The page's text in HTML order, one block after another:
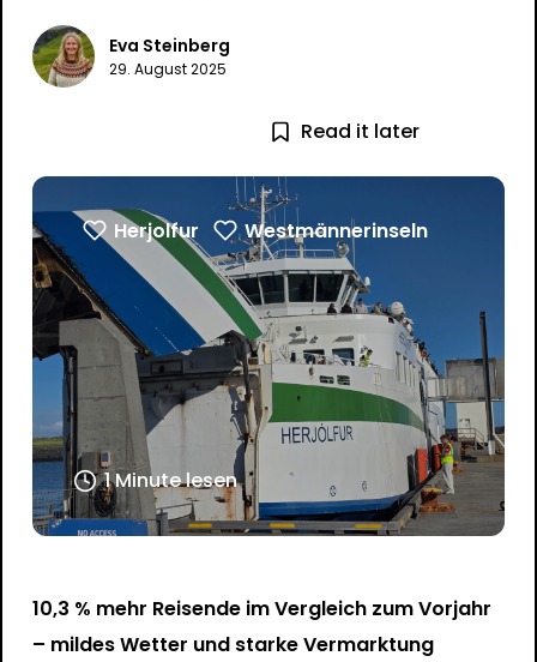
Eva Steinberg
29. August 2025
Read it later
Herjolfur Westmännerinseln
1 Minute lesen
10,3 % mehr Reisende im Vergleich zum Vorjahr
– mildes Wetter und starke Vermarktung